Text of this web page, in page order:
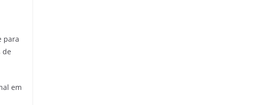
para
de
em